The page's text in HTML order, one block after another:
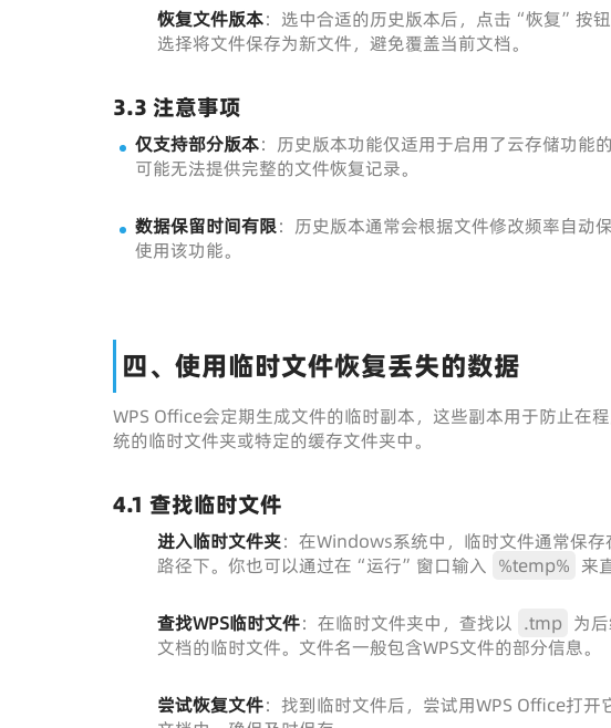
恢复文件版本：选中合适的历史版本后，点击“恢复”按
选择将文件保存为新文件，避免覆盖当前文档。
3.3 注意事项
仅支持部分版本：历史版本功能仅适用于启用了云存储功能
可能无法提供完整的文件恢复记录。
数据保留时间有限：历史版本通常会根据文件修改频率自动
使用该功能。
四、使用临时文件恢复丢失的数据
WPS Office会定期生成文件的临时副本，这些副本用于防止在
统的临时文件夹或特定的缓存文件夹中。
4.1 查找临时文件
进入临时文件夹：在Windows系统中，临时文件通常保存
路径下。你也可以通过在“运行”窗口输入 %temp% 来
查找WPS临时文件：在临时文件夹中，查找以 .tmp 为
文档的临时文件。文件名一般包含WPS文件的部分信息。
尝试恢复文件：找到临时文件后，尝试用WPS Office打